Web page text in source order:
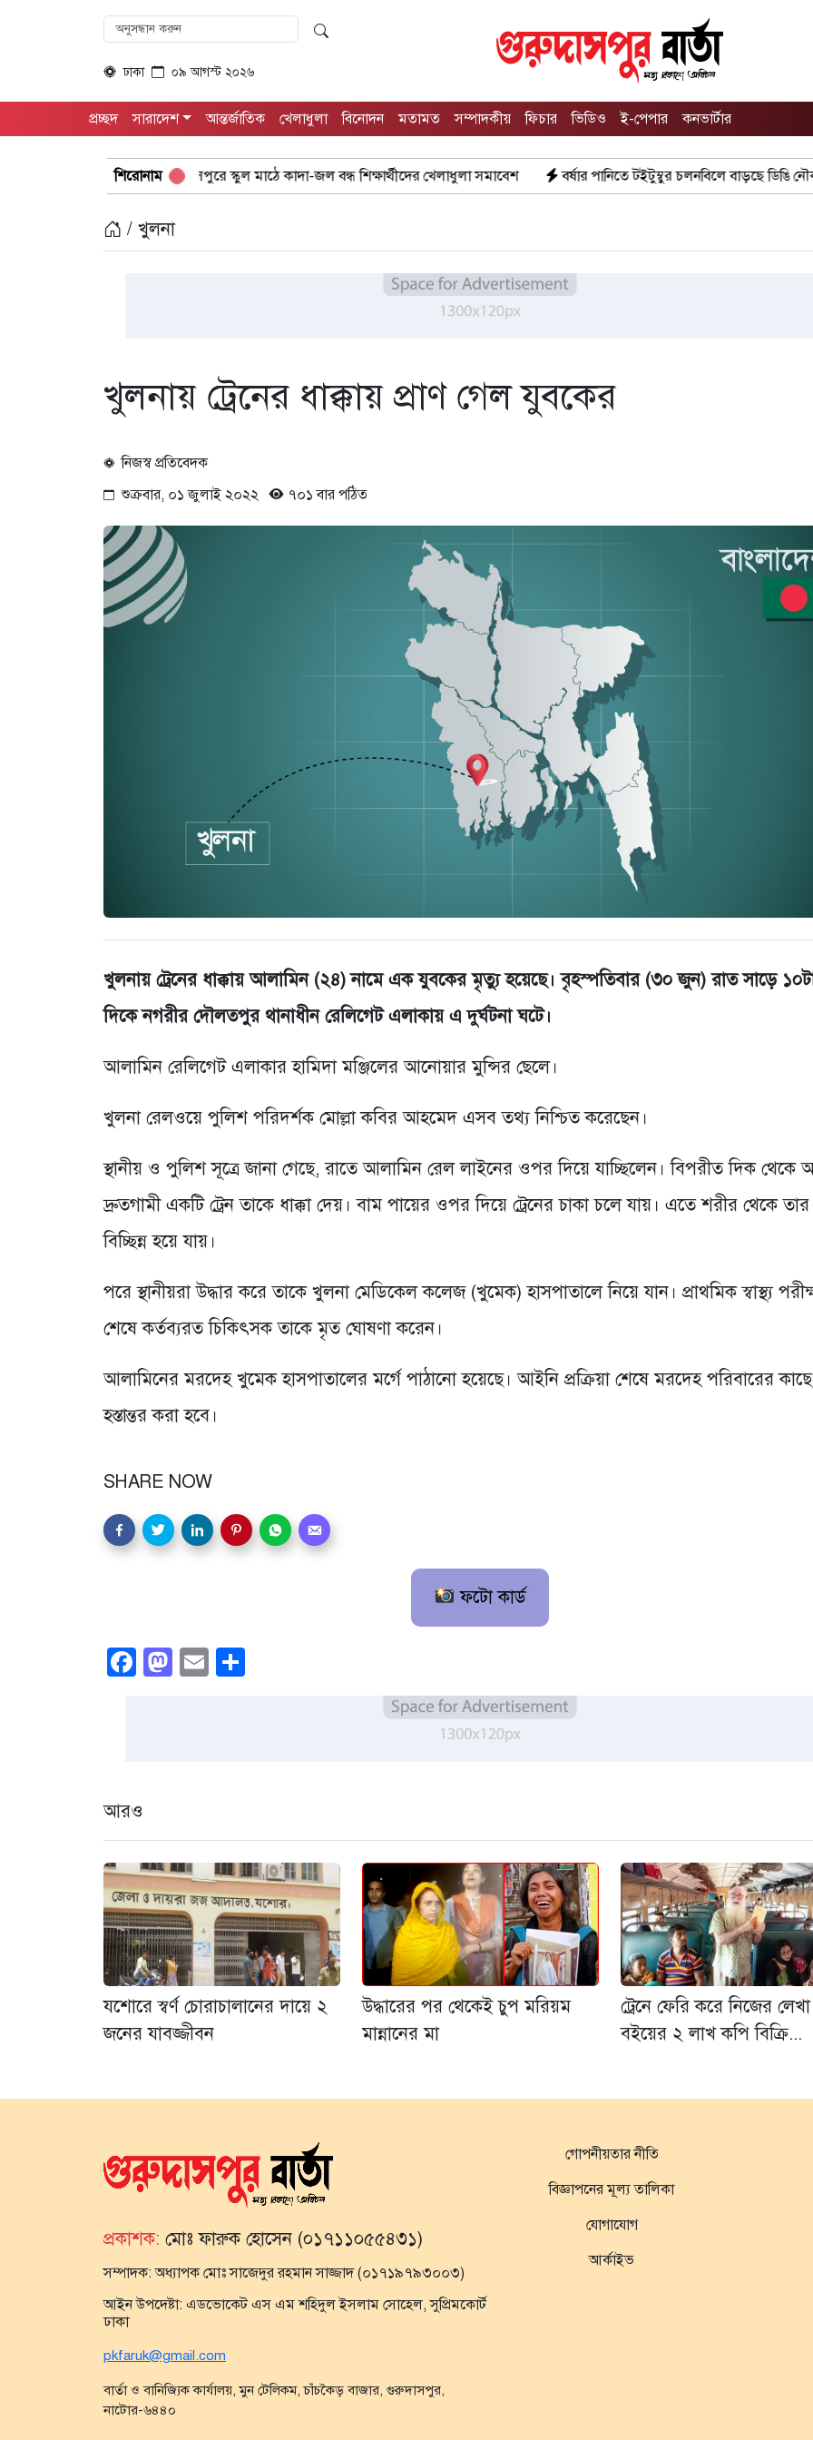
ঢাকা ০৯ আগস্ট ২০২৬
প্রচ্ছদ সারাদেশ আন্তর্জাতিক খেলাধুলা বিনোদন মতামত সম্পাদকীয় ফিচার ভিডিও ই-পেপার কনভার্টার
শিরোনাম
গুরুদাসপুরে স্কুল মাঠে কাদা-জল বন্ধ শিক্ষার্থীদের খেলাধুলা সমাবেশ বর্ষার পানিতে টইটুম্বুর চলনবিলে বাড়ছে ডিঙি নৌকার চাহিদা
/ খুলনা
খুলনায় ট্রেনের ধাক্কায় প্রাণ গেল যুবকের
নিজস্ব প্রতিবেদক
শুক্রবার, ০১ জুলাই ২০২২
৭০১ বার পঠিত
খুলনায় ট্রেনের ধাক্কায় আলামিন (২৪) নামে এক যুবকের মৃত্যু হয়েছে। বৃহস্পতিবার (৩০ জুন) রাত সাড়ে
দিকে নগরীর দৌলতপুর থানাধীন রেলিগেট এলাকায় এ দুর্ঘটনা ঘটে।
আলামিন রেলিগেট এলাকার হামিদা মঞ্জিলের আনোয়ার মুন্সির ছেলে।
খুলনা রেলওয়ে পুলিশ পরিদর্শক মোল্লা কবির আহমেদ এসব তথ্য নিশ্চিত করেছেন।
স্থানীয় ও পুলিশ সূত্রে জানা গেছে, রাতে আলামিন রেল লাইনের ওপর দিয়ে যাচ্ছিলেন। বিপরীত দিক থেকে
দ্রুতগামী একটি ট্রেন তাকে ধাক্কা দেয়। বাম পায়ের ওপর দিয়ে ট্রেনের চাকা চলে যায়। এতে শরীর থেকে
বিচ্ছিন্ন হয়ে যায়।
পরে স্থানীয়রা উদ্ধার করে তাকে খুলনা মেডিকেল কলেজ (খুমেক) হাসপাতালে নিয়ে যান। প্রাথমিক স্বাস্থ্য
শেষে কর্তব্যরত চিকিৎসক তাকে মৃত ঘোষণা করেন।
আলামিনের মরদেহ খুমেক হাসপাতালের মর্গে পাঠানো হয়েছে। আইনি প্রক্রিয়া শেষে মরদেহ পরিবারের কাছে
হস্তান্তর করা হবে।
SHARE NOW
ফটো কার্ড
Facebook
Mastodon
Email
আরও
যশোরে স্বর্ণ চোরাচালানের দায়ে ২
জনের যাবজ্জীবন
উদ্ধারের পর থেকেই চুপ মরিয়ম
মান্নানের মা
ট্রেনে ফেরি করে নিজের লেখা
বইয়ের ২ লাখ কপি বিক্রি...
প্রকাশক: মোঃ ফারুক হোসেন (০১৭১১০৫৫৪৩১)
সম্পাদক:অধ্যাপক মোঃ সাজেদুর রহমান সাজ্জাদ (০১৭১৯৭৯৩০০৩)
আইন উপদেষ্টা: এডভোকেট এস এম শহিদুল ইসলাম সোহেল, সুপ্রিমকোর্ট
ঢাকা
pkfaruk@gmail.com
বার্তা ও বানিজ্যিক কার্যালয়, মুন টেলিকম, চাঁচকৈড় বাজার, গুরুদাসপুর,
নাটোর-৬৪৪০
গোপনীয়তার নীতি
বিজ্ঞাপনের মূল্য তালিকা
যোগাযোগ
আর্কাইভ